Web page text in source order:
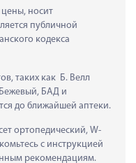
носит
публичной
кодекса
таких как  Б. Велл
БАД и
до ближайшей аптеки.
ортопедический, W-
с инструкцией
рекомендациям.